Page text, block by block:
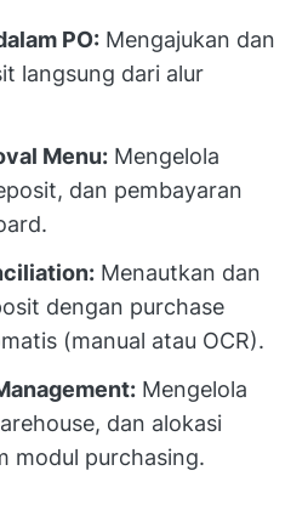
PO: Mengajukan dan
langsung dari alur
Menu: Mengelola
dan pembayaran
Menautkan dan
dengan purchase
(manual atau OCR).
Mengelola
dan alokasi
modul purchasing.